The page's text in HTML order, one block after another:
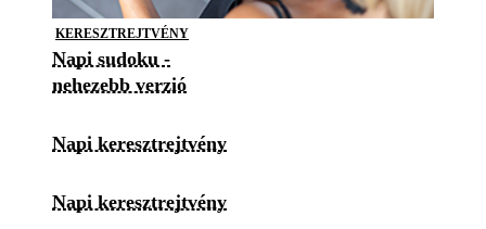
KERESZTREJTVÉNY
Napi sudoku -
nehezebb verzió
Napi keresztrejtvény
Napi keresztrejtvény